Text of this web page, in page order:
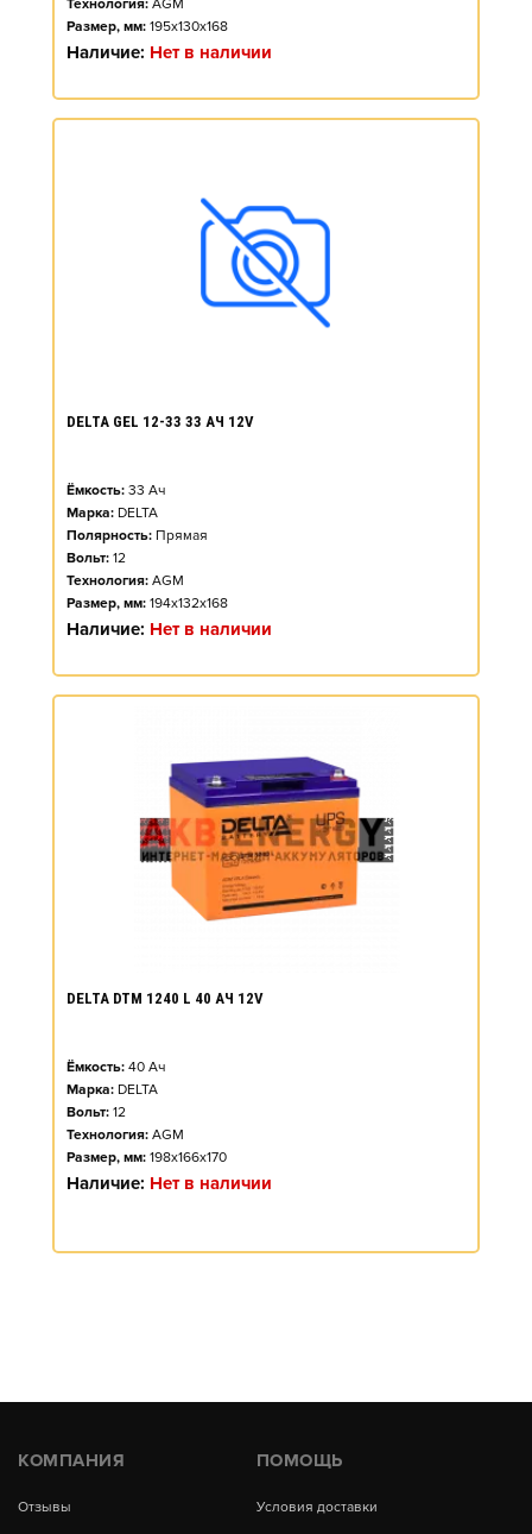
Технология: AGM
Размер, мм: 195x130x168
Наличие: Нет в наличии
DELTA GEL 12-33 33 АЧ 12V
Ёмкость: 33 Ач
Марка: DELTA
Полярность: Прямая
Вольт: 12
Технология: AGM
Размер, мм: 194x132x168
Наличие: Нет в наличии
DELTA DTM 1240 L 40 АЧ 12V
Ёмкость: 40 Ач
Марка: DELTA
Вольт: 12
Технология: AGM
Размер, мм: 198x166x170
Наличие: Нет в наличии
КОМПАНИЯ
Отзывы
ПОМОЩЬ
Условия доставки